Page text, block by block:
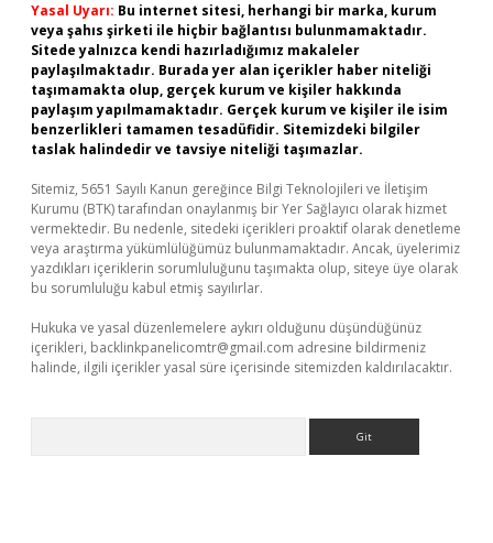
Yasal Uyarı: Bu internet sitesi, herhangi bir marka, kurum
veya şahıs şirketi ile hiçbir bağlantısı bulunmamaktadır.
Sitede yalnızca kendi hazırladığımız makaleler
paylaşılmaktadır. Burada yer alan içerikler haber niteliği
taşımamakta olup, gerçek kurum ve kişiler hakkında
paylaşım yapılmamaktadır. Gerçek kurum ve kişiler ile isim
benzerlikleri tamamen tesadüfidir. Sitemizdeki bilgiler
taslak halindedir ve tavsiye niteliği taşımazlar.
Sitemiz, 5651 Sayılı Kanun gereğince Bilgi Teknolojileri ve İletişim
Kurumu (BTK) tarafından onaylanmış bir Yer Sağlayıcı olarak hizmet
vermektedir. Bu nedenle, sitedeki içerikleri proaktif olarak denetleme
veya araştırma yükümlülüğümüz bulunmamaktadır. Ancak, üyelerimiz
yazdıkları içeriklerin sorumluluğunu taşımakta olup, siteye üye olarak
bu sorumluluğu kabul etmiş sayılırlar.
Hukuka ve yasal düzenlemelere aykırı olduğunu düşündüğünüz
içerikleri, backlinkpanelicomtr@gmail.com adresine bildirmeniz
halinde, ilgili içerikler yasal süre içerisinde sitemizden kaldırılacaktır.